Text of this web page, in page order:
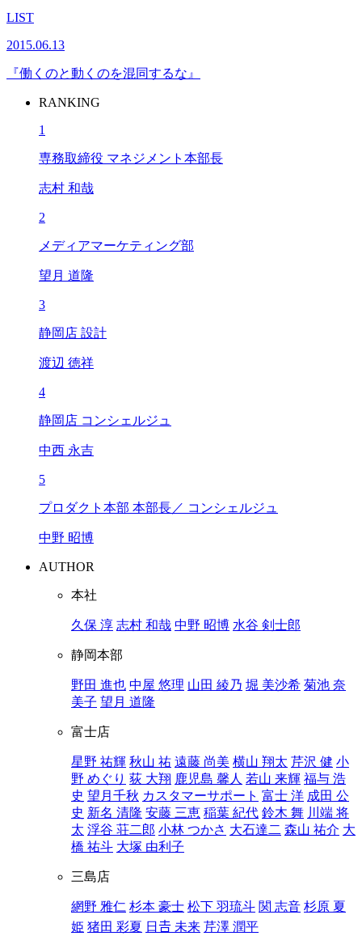
LIST
2015.06.13
『働くのと動くのを混同するな』
RANKING
1
専務取締役 マネジメント本部長
志村 和哉
2
メディアマーケティング部
望月 道隆
3
静岡店 設計
渡辺 徳祥
4
静岡店 コンシェルジュ
中西 永吉
5
プロダクト本部 本部長／ コンシェルジュ
中野 昭博
AUTHOR
本社
久保 淳 志村 和哉 中野 昭博 水谷 剣士郎
静岡本部
野田 進也 中屋 悠理 山田 綾乃 堀 美沙希 菊池 奈
美子 望月 道隆
富士店
星野 祐輝 秋山 祐 遠藤 尚美 横山 翔太 芹沢 健 小
野 めぐり 荻 大翔 鹿児島 馨人 若山 来輝 福与 浩
史 望月千秋 カスタマーサポート 富士 洋 成田 公
史 新名 清隆 安藤 三恵 稲葉 紀代 鈴木 舞 川端 将
太 浮谷 荘二郎 小林 つかさ 大石達二 森山 祐介 大
橋 祐斗 大塚 由利子
三島店
網野 雅仁 杉本 豪士 松下 羽琉斗 関 志音 杉原 夏
姫 猪田 彩夏 日𠮷 未来 芹澤 潤平